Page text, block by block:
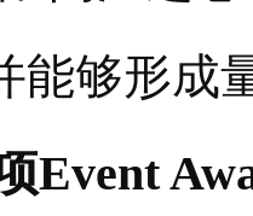
能够形成
Event